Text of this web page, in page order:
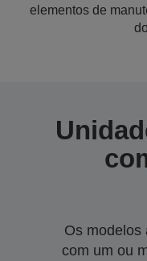
elementos de
Os modelos
com um ou